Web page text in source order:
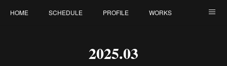
HOME SCHEDULE PROFILE WORKS
2025.03